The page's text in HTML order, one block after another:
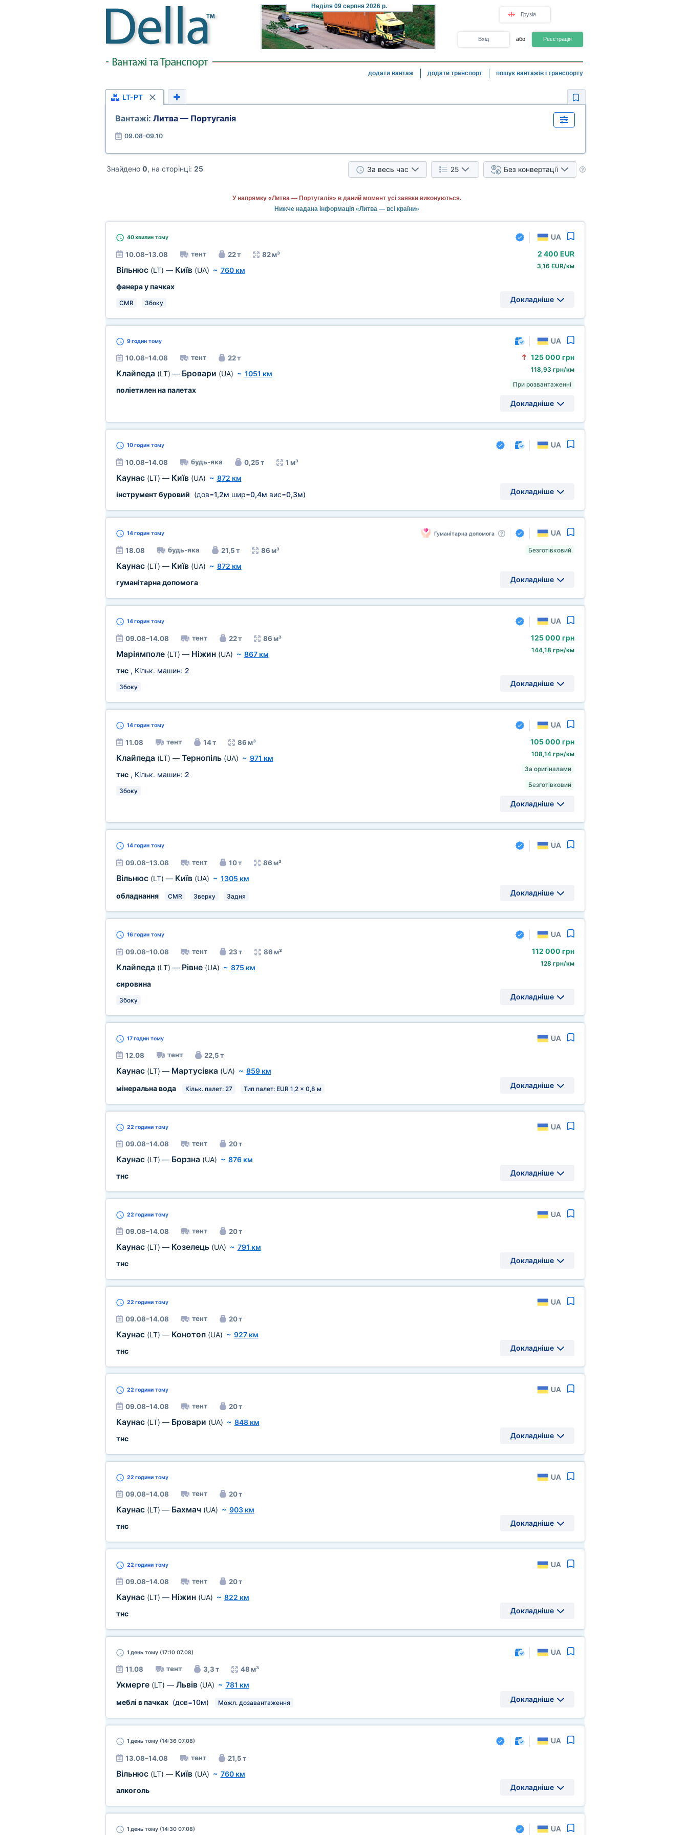
Неділя 09 серпня 2026 р.
Грузія
Вхід або Реєстрація
додати вантаж додати транспорт пошук вантажів і транспорту
LT-PT
Вантажі: Литва — Португалія
09.08–09.10
Знайдено 0, на сторінці: 25 За весь час 25 Без конвертації
У напрямку «Литва — Португалія» в даний момент усі заявки виконуються.
Нижче надана інформація «Литва — всі країни»
40 хвилинтому UA
10.08–13.08 тент 22 т 82 м³
Вільнюс (LT) — Київ (UA) ~ 760 км
фанера у пачках
CMR Збоку
2 400 EUR
3,16 EUR/км
Докладніше
9 годинтому UA
10.08–14.08 тент 22 т
Клайпеда (LT) — Бровари (UA) ~ 1051 км
поліетилен на палетах
125 000 грн
118,93 грн/км
При розвантаженні
Докладніше
10 годинтому UA
10.08–14.08 будь-яка 0,25 т 1 м³
Каунас (LT) — Київ (UA) ~ 872 км
інструмент буровий (дов=1,2м шир=0,4м вис=0,3м) Докладніше
14 годинтому Гуманітарна допомога UA
18.08 будь-яка 21,5 т 86 м³
Каунас (LT) — Київ (UA) ~ 872 км
гуманітарна допомога
Безготівковий
Докладніше
14 годинтому UA
09.08–14.08 тент 22 т 86 м³
Маріямполе (LT) — Ніжин (UA) ~ 867 км
тнс, Кільк. машин: 2
Збоку
125 000 грн
144,18 грн/км
Докладніше
14 годинтому UA
11.08 тент 14 т 86 м³
Клайпеда (LT) — Тернопіль (UA) ~ 971 км
тнс, Кільк. машин: 2
Збоку
105 000 грн
108,14 грн/км
За оригіналами
Безготівковий
Докладніше
14 годинтому UA
09.08–13.08 тент 10 т 86 м³
Вільнюс (LT) — Київ (UA) ~ 1305 км
обладнання
CMR Зверху Задня Докладніше
16 годинтому UA
09.08–10.08 тент 23 т 86 м³
Клайпеда (LT) — Рівне (UA) ~ 875 км
сировина
Збоку
112 000 грн
128 грн/км
Докладніше
17 годинтому UA
12.08 тент 22,5 т
Каунас (LT) — Мартусівка (UA) ~ 859 км
мінеральна вода
Кільк. палет: 27 Тип палет: EUR 1,2 x 0,8 м Докладніше
22 годинитому UA
09.08–14.08 тент 20 т
Каунас (LT) — Борзна (UA) ~ 876 км
тнс
Докладніше
22 годинитому UA
09.08–14.08 тент 20 т
Каунас (LT) — Козелець (UA) ~ 791 км
тнс
Докладніше
22 годинитому UA
09.08–14.08 тент 20 т
Каунас (LT) — Конотоп (UA) ~ 927 км
тнс
Докладніше
22 годинитому UA
09.08–14.08 тент 20 т
Каунас (LT) — Бровари (UA) ~ 848 км
тнс
Докладніше
22 годинитому UA
09.08–14.08 тент 20 т
Каунас (LT) — Бахмач (UA) ~ 903 км
тнс
Докладніше
22 годинитому UA
09.08–14.08 тент 20 т
Каунас (LT) — Ніжин (UA) ~ 822 км
тнс
Докладніше
1 деньтому (17:10 07.08) UA
11.08 тент 3,3 т 48 м³
Укмерге (LT) — Львів (UA) ~ 781 км
меблі в пачках(дов=10м) Можл. дозавантаження Докладніше
1 деньтому (14:36 07.08) UA
13.08–14.08 тент 21,5 т
Вільнюс (LT) — Київ (UA) ~ 760 км
алкоголь
Докладніше
1 деньтому (14:30 07.08) UA